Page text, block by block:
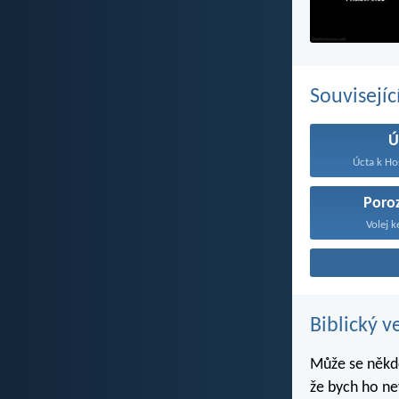
Úcta k
Volej
Biblický
Může se
že bych ho